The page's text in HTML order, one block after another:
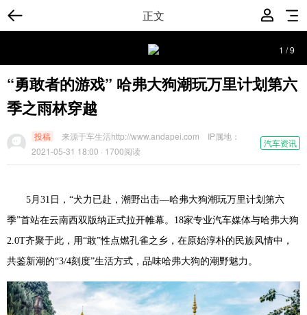
正文
1 /9
“勇敢者的游戏” 哈弗大狗潮玩万里计划第六
季之雨林穿越
汽车资讯
投稿 来源于车生活http://www.andapei.com
IP属地：
2021-05-31 18:00 · 1700阅读
5月31日 ， “犬力已赴，潮野出击—哈弗大狗潮玩万里计划 第六
季”首站在云南西双版纳正式拉开帷幕。 18家专业汽车媒体与哈弗大狗
2.0T齐聚于此 ，用“敢”性点燃孔雀之乡，在原始淳朴的民族风情中，
共鉴新潮的“3/4刻度”生活方式 ，品味哈弗大狗的潮野魅力。